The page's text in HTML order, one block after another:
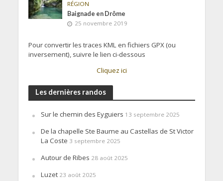
RÉGION
Baignade en Drôme
25 novembre 2019
Pour convertir les traces KML en fichiers GPX (ou
inversement), suivre le lien ci-dessous
Cliquez ici
Les dernières randos
Sur le chemin des Eyguiers 13 septembre 2025
De la chapelle Ste Baume au Castellas de St Victor
La Coste 3 septembre 2025
Autour de Ribes 28 août 2025
Luzet 23 août 2025